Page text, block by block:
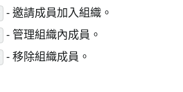
- 邀請成員加入組織。
- 管理組織內成員。
- 移除組織成員。